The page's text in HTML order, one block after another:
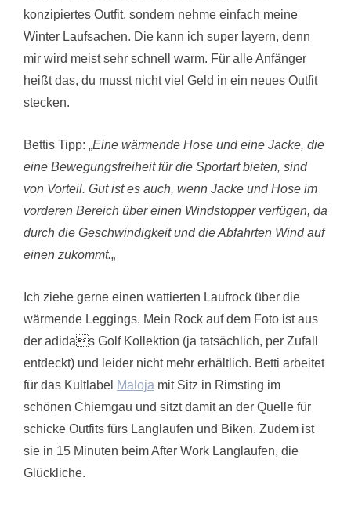
konzipiertes Outfit, sondern nehme einfach meine
Winter Laufsachen. Die kann ich super layern, denn
mir wird meist sehr schnell warm. Für alle Anfänger
heißt das, du musst nicht viel Geld in ein neues Outfit
stecken.
Bettis Tipp: „Eine wärmende Hose und eine Jacke, die
eine Bewegungsfreiheit für die Sportart bieten, sind
von Vorteil. Gut ist es auch, wenn Jacke und Hose im
vorderen Bereich über einen Windstopper verfügen, da
durch die Geschwindigkeit und die Abfahrten Wind auf
einen zukommt.„
Ich ziehe gerne einen wattierten Laufrock über die
wärmende Leggings. Mein Rock auf dem Foto ist aus
der adidas Golf Kollektion (ja tatsächlich, per Zufall
entdeckt) und leider nicht mehr erhältlich. Betti arbeitet
für das Kultlabel Maloja mit Sitz in Rimsting im
schönen Chiemgau und sitzt damit an der Quelle für
schicke Outfits fürs Langlaufen und Biken. Zudem ist
sie in 15 Minuten beim After Work Langlaufen, die
Glückliche.